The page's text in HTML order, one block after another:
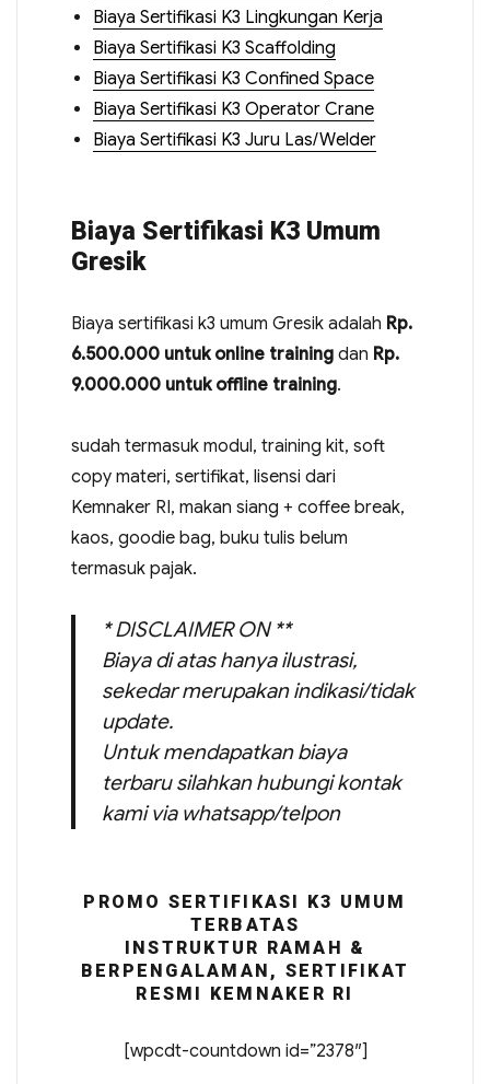
Biaya Sertifikasi K3 Lingkungan Kerja
Biaya Sertifikasi K3 Scaffolding
Biaya Sertifikasi K3 Confined Space
Biaya Sertifikasi K3 Operator Crane
Biaya Sertifikasi K3 Juru Las/Welder
Biaya Sertifikasi K3 Umum
Gresik
Biaya sertifikasi k3 umum Gresik adalah Rp.
6.500.000 untuk online trainingdan Rp.
9.000.000 untuk offline training.
sudah termasuk modul, training kit, soft
copy materi, sertifikat, lisensi dari
Kemnaker RI, makan siang + coffee break,
kaos, goodie bag, buku tulis belum
termasuk pajak.
* DISCLAIMER ON **
Biaya di atas hanya ilustrasi,
sekedar merupakan indikasi/tidak
update.
Untuk mendapatkan biaya
terbaru silahkan hubungi kontak
kami via whatsapp/telpon
PROMO SERTIFIKASI K3 UMUM
TERBATAS
INSTRUKTUR RAMAH &
BERPENGALAMAN, SERTIFIKAT
RESMI KEMNAKER RI
[wpcdt-countdown id=”2378″]